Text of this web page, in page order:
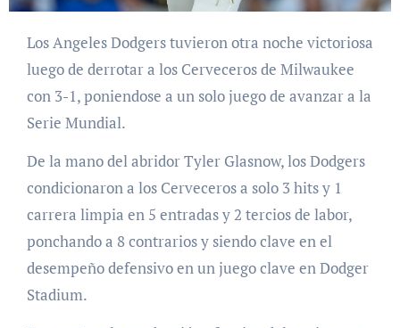
Los Angeles Dodgers tuvieron otra noche victoriosa
luego de derrotar a los Cerveceros de Milwaukee
con 3-1, poniendose a un solo juego de avanzar a la
Serie Mundial.
De la mano del abridor Tyler Glasnow, los Dodgers
condicionaron a los Cerveceros a solo 3 hits y 1
carrera limpia en 5 entradas y 2 tercios de labor,
ponchando a 8 contrarios y siendo clave en el
desempeño defensivo en un juego clave en Dodger
Stadium.